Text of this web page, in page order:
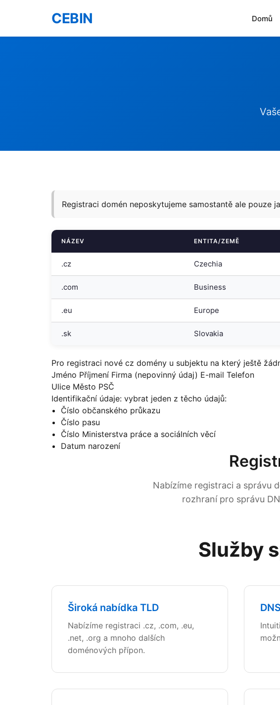
CEBIN Domů
Registraci domén neposkytujeme samostantě ale
NÁZEV ENTITA/ZEMĚ
.cz Czechia
.com Business
.eu Europe
.sk Slovakia
Pro registraci nové cz domény u subjektu na který ještě
Jméno Příjmení Firma (nepovinný údaj) E-mail Telefon
Ulice Město PSČ
Identifikační údaje: vybrat jeden z těcho údajů:
Číslo občanského průkazu
Číslo pasu
Číslo Ministerstva práce a sociálních věcí
Datum narození
Nabízíme registraci a správu
rozhraní pro správu
Služby
Široká nabídka TLD
Nabízíme registraci .cz, .com, .eu,
.net, .org a mnoho dalších
doménových přípon.